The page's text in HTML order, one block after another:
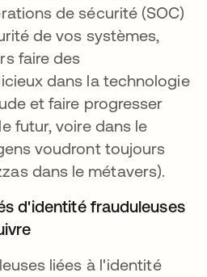
de sécurité (SOC)
de vos systèmes,
faire des
dans la technologie
et faire progresser
futur, voire dans le
voudront toujours
dans le métavers).
d'identité frauduleuses
liées à l'identité